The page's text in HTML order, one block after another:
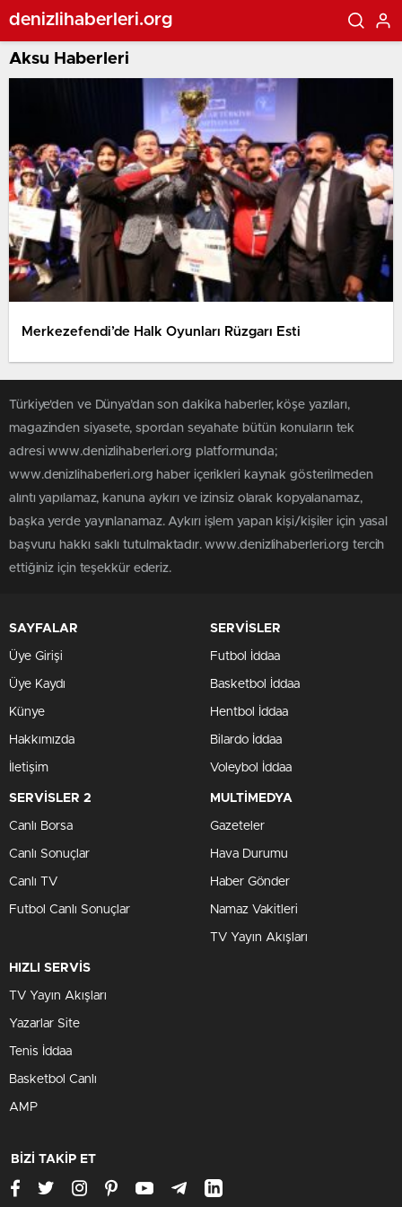
denizlihaberleri.org
Aksu Haberleri
Merkezefendi’de Halk Oyunları Rüzgarı Esti
Türkiye'den ve Dünya’dan son dakika haberler, köşe yazıları,
magazinden siyasete, spordan seyahate bütün konuların tek
adresi www.denizlihaberleri.org platformunda;
www.denizlihaberleri.org haber içerikleri kaynak gösterilmeden
alıntı yapılamaz, kanuna aykırı ve izinsiz olarak kopyalanamaz,
başka yerde yayınlanamaz. Aykırı işlem yapan kişi/kişiler için yasal
başvuru hakkı saklı tutulmaktadır. www.denizlihaberleri.org tercih
ettiğiniz için teşekkür ederiz.
SAYFALAR
Üye Girişi
Üye Kaydı
Künye
Hakkımızda
İletişim
SERVİSLER
Futbol İddaa
Basketbol İddaa
Hentbol İddaa
Bilardo İddaa
Voleybol İddaa
SERVİSLER 2
Canlı Borsa
Canlı Sonuçlar
Canlı TV
Futbol Canlı Sonuçlar
MULTİMEDYA
Gazeteler
Hava Durumu
Haber Gönder
Namaz Vakitleri
TV Yayın Akışları
HIZLI SERVİS
TV Yayın Akışları
Yazarlar Site
Tenis İddaa
Basketbol Canlı
AMP
BİZİ TAKİP ET